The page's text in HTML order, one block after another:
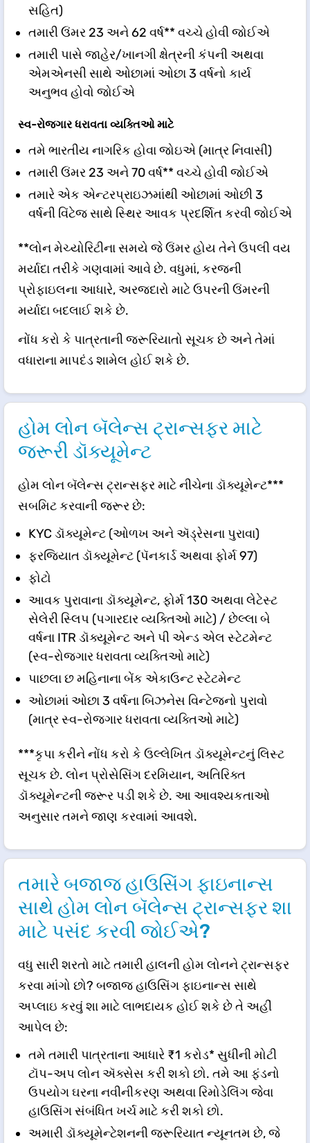
સહિત)
તમારી ઉંમર 23 અને 62 વર્ષ** વચ્ચે હોવી જોઈએ
તમારી પાસે જાહેર/ખાનગી ક્ષેત્રની કંપની અથવા
એમએનસી સાથે ઓછામાં ઓછા 3 વર્ષનો કાર્ય
અનુભવ હોવો જોઈએ
સ્વ-રોજગાર ધરાવતા વ્યક્તિઓ માટે
તમે ભારતીય નાગરિક હોવા જોઇએ (માત્ર નિવાસી)
તમારી ઉંમર 23 અને 70 વર્ષ** વચ્ચે હોવી જોઈએ
તમારે એક એન્ટરપ્રાઇઝમાંથી ઓછામાં ઓછી 3
વર્ષની વિંટેજ સાથે સ્થિર આવક પ્રદર્શિત કરવી જોઈએ
**લોન મેચ્યોરિટીના સમયે જે ઉંમર હોય તેને ઉપલી વય
મર્યાદા તરીકે ગણવામાં આવે છે. વધુમાં, કરજની
પ્રોફાઇલના આધારે, અરજદારો માટે ઉપરની ઉંમરની
મર્યાદા બદલાઈ શકે છે.
નોંધ કરો કે પાત્રતાની જરૂરિયાતો સૂચક છે અને તેમાં
વધારાના માપદંડ શામેલ હોઈ શકે છે.
હોમ લોન બૅલેન્સ ટ્રાન્સફર માટે
જરૂરી ડૉક્યૂમેન્ટ
હોમ લોન બૅલેન્સ ટ્રાન્સફર માટે નીચેના ડૉક્યૂમેન્ટ***
સબમિટ કરવાની જરૂર છે:
KYC ડૉક્યૂમેન્ટ (ઓળખ અને ઍડ્રેસના પુરાવા)
ફરજિયાત ડૉક્યૂમેન્ટ (પૅનકાર્ડ અથવા ફોર્મ 97)
ફોટો
આવક પુરાવાના ડૉક્યૂમેન્ટ, ફોર્મ 130 અથવા લેટેસ્ટ
સેલેરી સ્લિપ (પગારદાર વ્યક્તિઓ માટે) / છેલ્લા બે
વર્ષના ITR ડૉક્યૂમેન્ટ અને પી એન્ડ એલ સ્ટેટમેન્ટ
(સ્વ-રોજગાર ધરાવતા વ્યક્તિઓ માટે)
પાછલા છ મહિનાના બેંક એકાઉન્ટ સ્ટેટમેન્ટ
ઓછામાં ઓછા 3 વર્ષના બિઝનેસ વિન્ટેજનો પુરાવો
(માત્ર સ્વ-રોજગાર ધરાવતા વ્યક્તિઓ માટે)
***કૃપા કરીને નોંધ કરો કે ઉલ્લેખિત ડૉક્યૂમેન્ટનું લિસ્ટ
સૂચક છે. લોન પ્રોસેસિંગ દરમિયાન, અતિરિક્ત
ડૉક્યૂમેન્ટની જરૂર પડી શકે છે. આ આવશ્યકતાઓ
અનુસાર તમને જાણ કરવામાં આવશે.
તમારે બજાજ હાઉસિંગ ફાઇનાન્સ
સાથે હોમ લોન બૅલેન્સ ટ્રાન્સફર શા
માટે પસંદ કરવી જોઈએ?
વધુ સારી શરતો માટે તમારી હાલની હોમ લોનને ટ્રાન્સફર
કરવા માંગો છો? બજાજ હાઉસિંગ ફાઇનાન્સ સાથે
અપ્લાઇ કરવું શા માટે લાભદાયક હોઈ શકે છે તે અહીં
આપેલ છે:
તમે તમારી પાત્રતાના આધારે ₹1 કરોડ* સુધીની મોટી
ટૉપ-અપ લોન ઍક્સેસ કરી શકો છો. તમે આ ફંડનો
ઉપયોગ ઘરના નવીનીકરણ અથવા રિમોડેલિંગ જેવા
હાઉસિંગ સંબંધિત ખર્ચ માટે કરી શકો છો.
અમારી ડૉક્યૂમેન્ટેશનની જરૂરિયાત ન્યૂનતમ છે, જે